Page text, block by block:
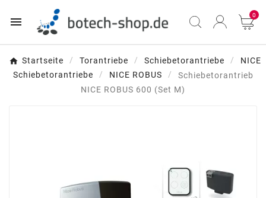
 0
Startseite Torantriebe Schiebetorantriebe
NICE
Schiebetorantriebe
NICE ROBUS
Schiebetorantrieb
NICE ROBUS 600 (Set M)